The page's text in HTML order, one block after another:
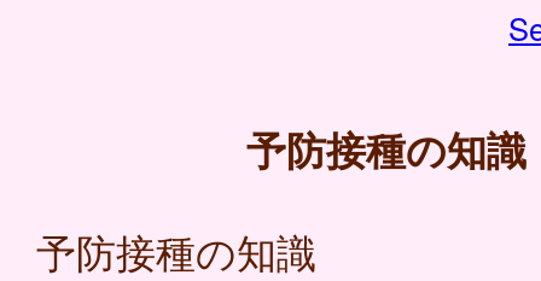
予防接種の知識
予防接種の知識